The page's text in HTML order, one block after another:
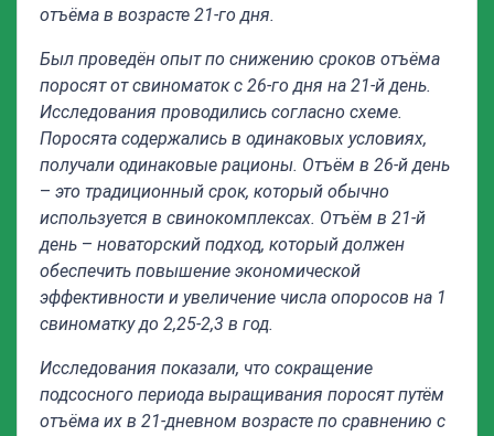
отъёма в возрасте 21-го дня.
Был проведён опыт по снижению сроков отъёма
поросят от свиноматок с 26-го дня на 21-й день.
Исследования проводились согласно схеме.
Поросята содержались в одинаковых условиях,
получали одинаковые рационы. Отъём в 26-й день
– это традиционный срок, который обычно
используется в свинокомплексах. Отъём в 21-й
день – новаторский подход, который должен
обеспечить повышение экономической
эффективности и увеличение числа опоросов на 1
свиноматку до 2,25-2,3 в год.
Исследования показали, что сокращение
подсосного периода выращивания поросят путём
отъёма их в 21-дневном возрасте по сравнению с